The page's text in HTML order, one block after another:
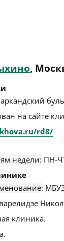
,
на сайте
rd8/
недели: ПН-
клиника.